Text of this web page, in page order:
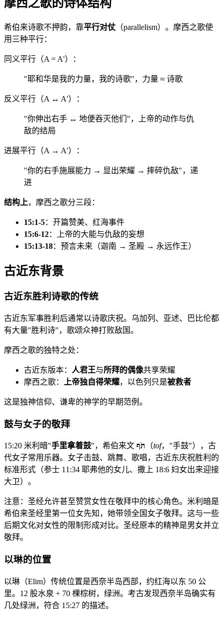
摩西之歌的诗体结构
希伯来诗歌不押韵，靠平行对仗 （parallelism）。摩西之歌使
用三种平行：
同义平行（A = A'）：
"耶和华是我的力量，我的诗歌"，力量 ≈ 诗歌
反义平行（A ↔ A'）：
"你伸出右手 ↔ 地便吞灭他们"，上帝的动作与仇
敌的结局
进展平行（A → A'）：
"你的右手施展能力 → 显出荣耀 → 摔碎仇敌"，递
进
结构上，摩西之歌分三段：
15:1-5：开篇赞美、红海事件
15:6-12：上帝的大能与仇敌的妄想
15:13-18：预言未来（迦南 → 圣殿 → 永远作王）
古近东背景
古近东胜利诗歌的传统
古近东军事胜利后通常以诗歌庆祝。乌加列、亚述、巴比伦都
有大量"胜利诗"，歌颂众神打败敌国。
摩西之歌的独特之处：
古近东版本： 人君王与所拜的偶像共享荣耀
摩西之歌：
上帝独自得荣耀，以色列只是被救者
这是独神信仰、谦卑的神学的早期范例。
鼓与女子的敬拜
15:20 米利暗"手里拿着鼓"，希伯来文 תֹּף （tof，"手鼓"），古
代女子常用乐器。女子击鼓、跳舞、歌唱，古近东庆祝胜利的
标准形式（参士 11:34 耶弗他的女儿、撒上 18:6 妇女出来迎接
大卫）。
注意：圣经允许甚至赞赏女性在敬拜中的核心角色。米利暗是
希伯来圣经里第一位女先知，她带领全国女子敬拜。这与一些
后期文化对女性的限制形成对比。圣经原本的精神是男女并立
敬拜。
以琳的位置
以琳（Elim）传统位置是西奈半岛西部，约红海以东 50 公
里。12 股水泉 + 70 棵棕树，绿洲。考古发现西奈半岛确实有
几处绿洲，符合 15:27 的描述。